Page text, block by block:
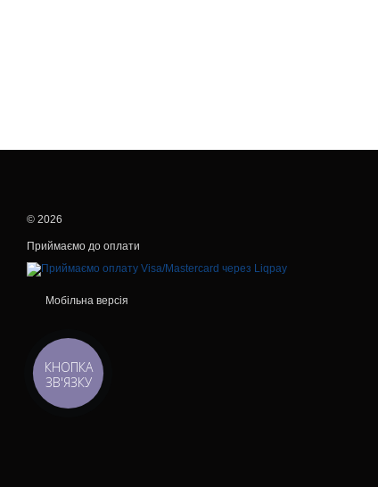
© 2026
Приймаємо до оплати
Мобільна версія
КНОПКА
ЗВ'ЯЗКУ